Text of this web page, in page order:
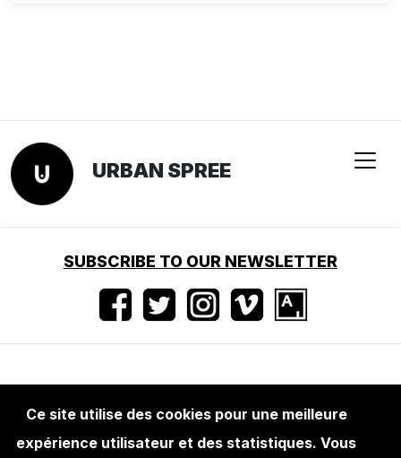
URBAN SPREE
SUBSCRIBE TO OUR NEWSLETTER
Conditions d'utilisation Mentions légales
Presse
Ce site utilise des cookies pour une meilleure
expérience utilisateur et des statistiques. Vous